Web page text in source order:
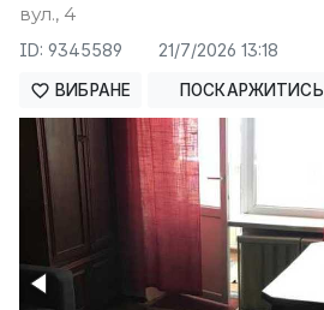
вул., 4
ID: 9345589 21/7/2026 13:18
ВИБРАНЕ ПОСКАРЖИТИСЬ